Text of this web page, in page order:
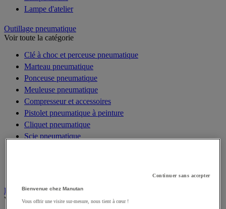
Lampe d'atelier
Outillage pneumatique
Voir toute la catégorie
Clé à choc et perceuse pneumatique
Marteau pneumatique
Ponceuse pneumatique
Meuleuse pneumatique
Compresseur et accessoires
Pistolet pneumatique à peinture
Cliquet pneumatique
Scie pneumatique
Électricité
Voir toute la catégorie
Continuer sans accepter
Bienvenue chez Manutan
Vous offrir une visite sur-mesure, nous tient à cœur !